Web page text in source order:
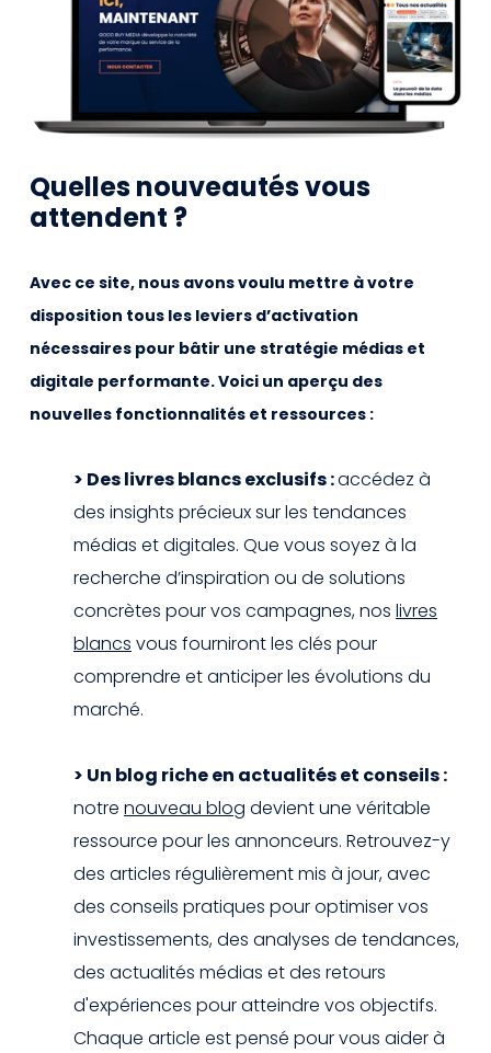
Quelles nouveautés vous
attendent ?
Avec ce site, nous avons voulu mettre à votre
disposition tous les leviers d’activation
nécessaires pour bâtir une stratégie médias et
digitale performante. Voici un aperçu des
nouvelles fonctionnalités et ressources :
> Des livres blancs exclusifs :accédez à
des insights précieux sur les tendances
médias et digitales. Que vous soyez à la
recherche d’inspiration ou de solutions
concrètes pour vos campagnes, nos livres
blancs vous fourniront les clés pour
comprendre et anticiper les évolutions du
marché.
> Un blog riche en actualités et conseils :
notre nouveau blog devient une véritable
ressource pour les annonceurs. Retrouvez-y
des articles régulièrement mis à jour, avec
des conseils pratiques pour optimiser vos
investissements, des analyses de tendances,
des actualités médias et des retours
d'expériences pour atteindre vos objectifs.
Chaque article est pensé pour vous aider à